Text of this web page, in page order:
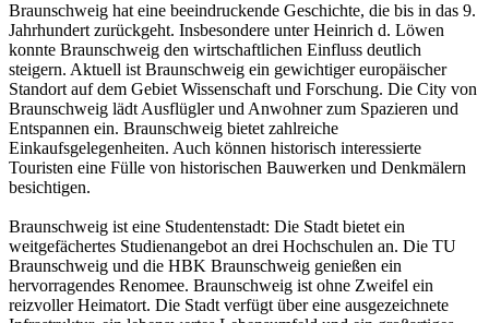
Braunschweig hat eine beeindruckende Geschichte, die bis in das 9.
Jahrhundert zurückgeht. Insbesondere unter Heinrich d. Löwen
konnte Braunschweig den wirtschaftlichen Einfluss deutlich
steigern. Aktuell ist Braunschweig ein gewichtiger europäischer
Standort auf dem Gebiet Wissenschaft und Forschung. Die City von
Braunschweig lädt Ausflügler und Anwohner zum Spazieren und
Entspannen ein. Braunschweig bietet zahlreiche
Einkaufsgelegenheiten. Auch können historisch interessierte
Touristen eine Fülle von historischen Bauwerken und Denkmälern
besichtigen.
Braunschweig ist eine Studentenstadt: Die Stadt bietet ein
weitgefächertes Studienangebot an drei Hochschulen an. Die TU
Braunschweig und die HBK Braunschweig genießen ein
hervorragendes Renomee. Braunschweig ist ohne Zweifel ein
reizvoller Heimatort. Die Stadt verfügt über eine ausgezeichnete